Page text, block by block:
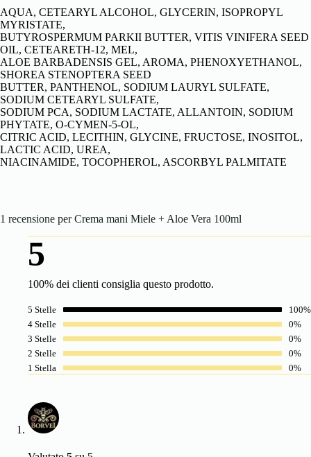
AQUA, CETEARYL ALCOHOL, GLYCERIN, ISOPROPYL
MYRISTATE,
BUTYROSPERMUM PARKII BUTTER, VITIS VINIFERA SEED
OIL, CETEARETH-12, MEL,
ALOE BARBADENSIS GEL, AROMA, PHENOXYETHANOL,
SHOREA STENOPTERA SEED
BUTTER, PANTHENOL, SODIUM LAURYL SULFATE,
SODIUM CETEARYL SULFATE,
SODIUM PCA, SODIUM LACTATE, ALLANTOIN, SODIUM
PHYTATE, O-CYMEN-5-OL,
CITRIC ACID, LECITHIN, GLYCINE, FRUCTOSE, INOSITOL,
LACTIC ACID, UREA,
NIACINAMIDE, TOCOPHEROL, ASCORBYL PALMITATE
1 recensione perCrema mani Miele + Aloe Vera 100ml
5
100% dei clienti consiglia questo prodotto.
5 Stelle
100%
4 Stelle
0%
3 Stelle
0%
2 Stelle
0%
1 Stella
0%